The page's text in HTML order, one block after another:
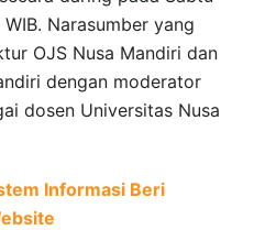
Narasumber yang
OJS Nusa Mandiri dan
dengan moderator
dosen Universitas Nusa
Informasi Beri